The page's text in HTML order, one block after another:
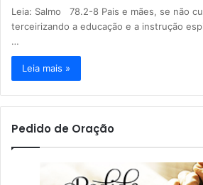
Leia: Salmo 78.2-8 Pais e mães, se não
terceirizando a educação e a instrução
…
Leia mais »
Pedido de Oração